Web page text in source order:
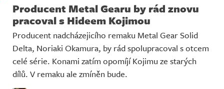
Komunita
Redakce
Živě
Producent Metal Gearu by rád znovu
pracoval s Hideem Kojimou
Producent nadcházejicího remaku Metal Gear Solid
Delta, Noriaki Okamura, by rád spolupracoval s otcem
celé série. Konami zatím opomíjí Kojimu ze starých
dílů. V remaku ale zmíněn bude.